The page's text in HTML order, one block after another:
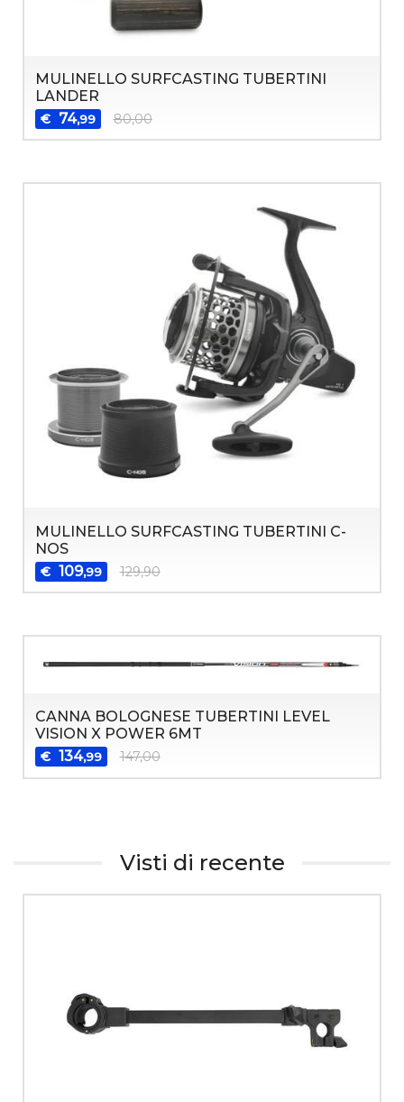
MULINELLO SURFCASTING TUBERTINI
LANDER
€ 74,99 80,00
MULINELLO SURFCASTING TUBERTINI C-
NOS
€ 109,99 129,90
CANNA BOLOGNESE TUBERTINI LEVEL
VISION X POWER 6MT
€ 134,99 147,00
Visti di recente